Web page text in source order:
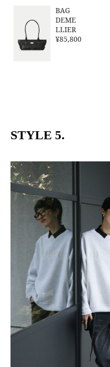
BAG
DEME
LLIER
¥85,800
STYLE 5.